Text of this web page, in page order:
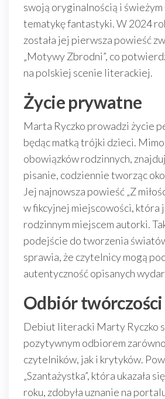
swoją oryginalnością i
tematykę fantastyki. W 2024
została jej pierwsza powieść
„Motywy Zbrodni”, co
na polskiej scenie literackiej.
Życie prywatne
Marta Ryczko prowadzi życie
będąc matką trójki dzieci. Mimo
obowiązków rodzinnych,
pisanie, codziennie tworząc
Jej najnowsza powieść „Z
w fikcyjnej miejscowości, która
rodzinnym miejscem autorki.
podejście do tworzenia
sprawia, że czytelnicy mogą
autentyczność opisanych
Odbiór
Debiut literacki Marty Ryczko
pozytywnym odbiorem
czytelników, jak i krytyków.
„Szantażystka”, która ukazała
roku, zdobyła uznanie na